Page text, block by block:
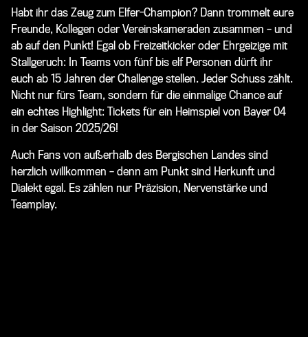
Habt ihr das Zeug zum Elfer-Champion? Dann trommelt eure
Freunde, Kollegen oder Vereinskameraden zusammen – und
ab auf den Punkt! Egal ob Freizeitkicker oder Ehrgeizige mit
Stallgeruch: In Teams von fünf bis elf Personen dürft ihr
euch ab 15 Jahren der Challenge stellen. Jeder Schuss zählt.
Nicht nur fürs Team, sondern für die einmalige Chance auf
ein echtes Highlight: Tickets für ein Heimspiel von Bayer 04
in der Saison 2025/26!
Auch Fans von außerhalb des Bergischen Landes sind
herzlich willkommen – denn am Punkt sind Herkunft und
Dialekt egal. Es zählen nur Präzision, Nervenstärke und
Teamplay.